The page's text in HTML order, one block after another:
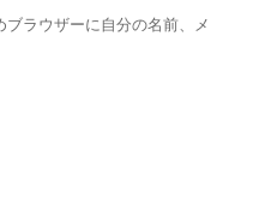
ラウザーに自分の名前、メ